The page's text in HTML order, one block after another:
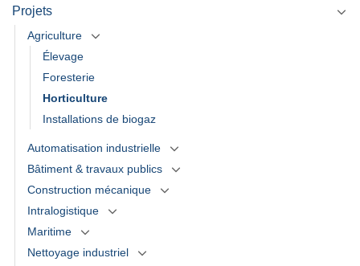
Projets
Agriculture
Élevage
Foresterie
Horticulture
Installations de biogaz
Automatisation industrielle
Bâtiment & travaux publics
Construction mécanique
Intralogistique
Maritime
Nettoyage industriel